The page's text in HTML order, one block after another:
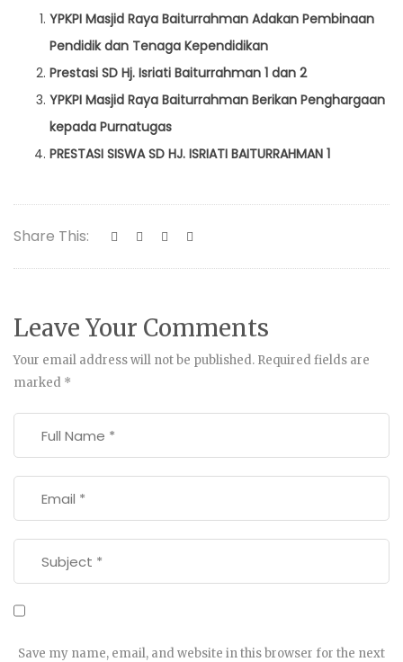
YPKPI Masjid Raya Baiturrahman Adakan Pembinaan
Pendidik dan Tenaga Kependidikan
Prestasi SD Hj. Isriati Baiturrahman 1 dan 2
YPKPI Masjid Raya Baiturrahman Berikan Penghargaan
kepada Purnatugas
PRESTASI SISWA SD HJ. ISRIATI BAITURRAHMAN 1
Share This:
Leave Your Comments
Your email address will not be published. Required fields are
marked *
Save my name, email, and website in this browser for the next